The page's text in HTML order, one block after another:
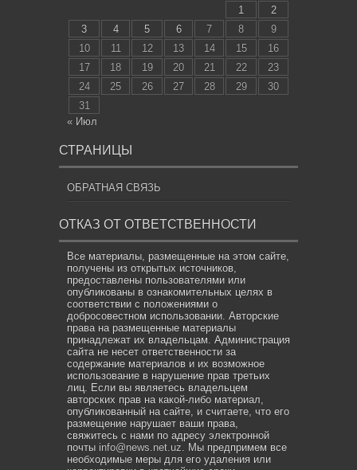
1
2
3
4 5 6 7 8
9
10
11 12 13 14 15
16
17
18 19 20 21 22
23
24
25 26 27 28 29
30
31
« Июл
СТРАНИЦЫ
ОБРАТНАЯ СВЯЗЬ
ОТКАЗ ОТ ОТВЕТСТВЕННОСТИ
Все материалы, размещенные на этом сайте,
получены из открытых источников,
предоставлены пользователями или
опубликованы в ознакомительных целях в
соответствии с положениями о
добросовестном использовании. Авторские
права на размещенные материалы
принадлежат их владельцам. Администрация
сайта не несет ответственности за
содержание материалов и их возможное
использование в нарушение прав третьих
лиц. Если вы являетесь владельцем
авторских прав на какой-либо материал,
опубликованный на сайте, и считаете, что его
размещение нарушает ваши права,
свяжитесь с нами по адресу электронной
почты info@news.net.uz . Мы предпримем все
необходимые меры для его удаления или